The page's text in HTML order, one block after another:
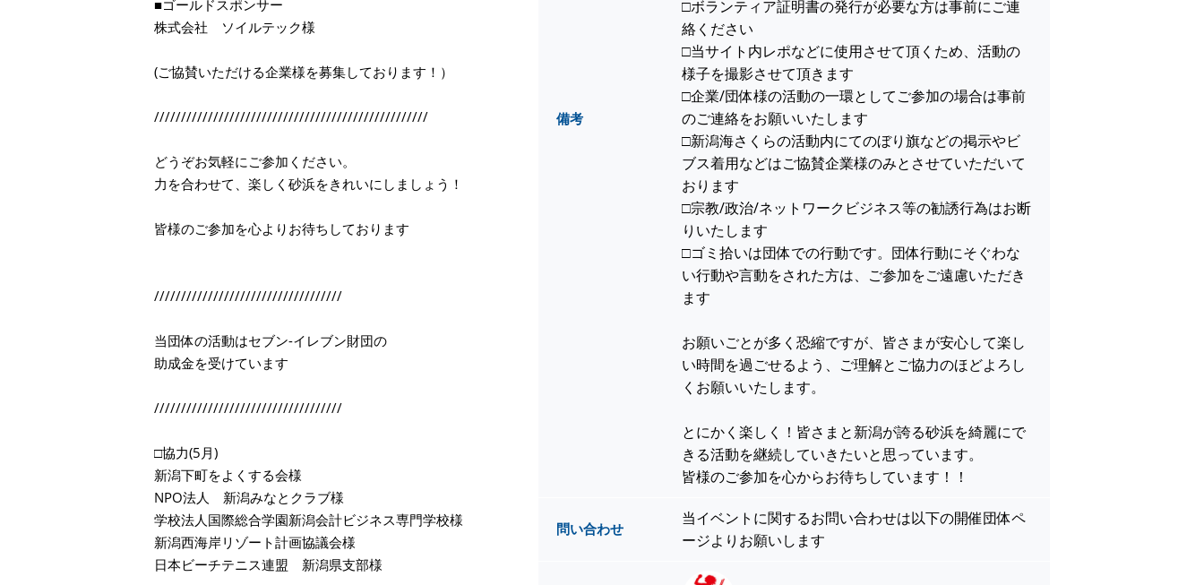
■ゴールドスポンサー
株式会社 ソイルテック様
(ご協賛いただける企業様を募集しております！）
///////////////////////////////////////////////////
どうぞお気軽にご参加ください。
力を合わせて、楽しく砂浜をきれいにしましょう！
皆様のご参加を心よりお待ちしております
///////////////////////////////////
当団体の活動はセブン-イレブン財団の
助成金を受けています
///////////////////////////////////
□協力(5月)
新潟下町をよくする会様
NPO法人 新潟みなとクラブ様
学校法人国際総合学園新潟会計ビジネス専門学校様
新潟西海岸リゾート計画協議会様
日本ビーチテニス連盟 新潟県支部様
備考
□ボランティア証明書の発行が必要な方は事前にご連
絡ください
□当サイト内レポなどに使用させて頂くため、活動の
様子を撮影させて頂きます
□企業/団体様の活動の一環としてご参加の場合は事前
のご連絡をお願いいたします
□新潟海さくらの活動内にてのぼり旗などの掲示やビ
ブス着用などはご協賛企業様のみとさせていただいて
おります
□宗教/政治/ネットワークビジネス等の勧誘行為はお断
りいたします
□ゴミ拾いは団体での行動です。団体行動にそぐわな
い行動や言動をされた方は、ご参加をご遠慮いただき
ます
お願いごとが多く恐縮ですが、皆さまが安心して楽し
い時間を過ごせるよう、ご理解とご協力のほどよろし
くお願いいたします。
とにかく楽しく！皆さまと新潟が誇る砂浜を綺麗にで
きる活動を継続していきたいと思っています。
皆様のご参加を心からお待ちしています！！
問い合わせ
当イベントに関するお問い合わせは以下の開催団体ペ
ージよりお願いします